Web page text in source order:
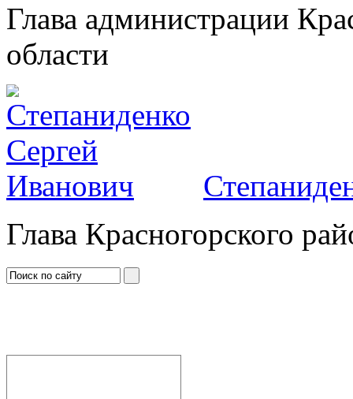
Глава администрации
области
Глава Красногорского